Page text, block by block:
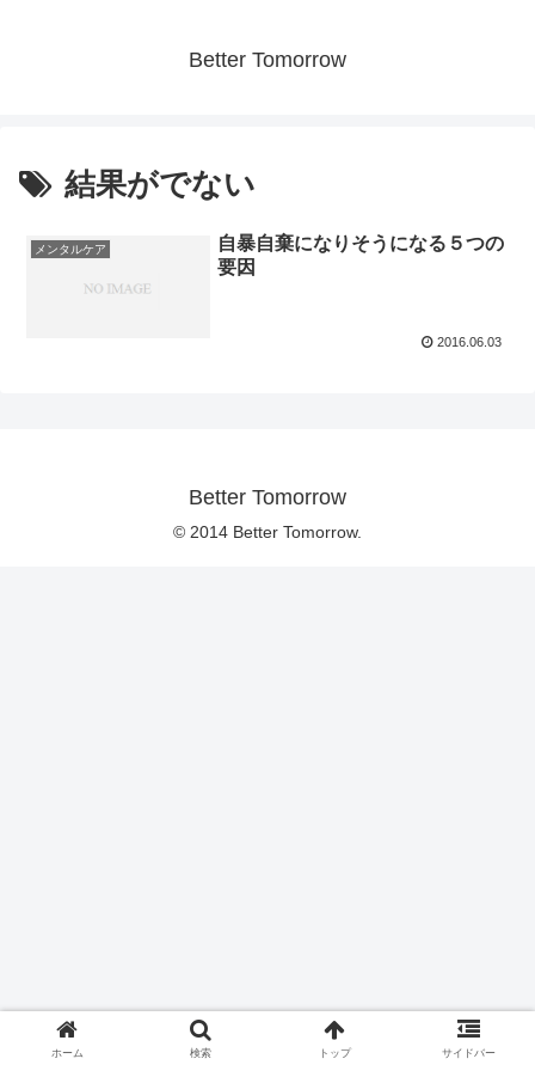
Better Tomorrow
結果がでない
メンタルケア
自暴自棄になりそうになる５つの
要因
2016.06.03
Better Tomorrow
© 2014 Better Tomorrow.
ホーム 検索 トップ サイドバー